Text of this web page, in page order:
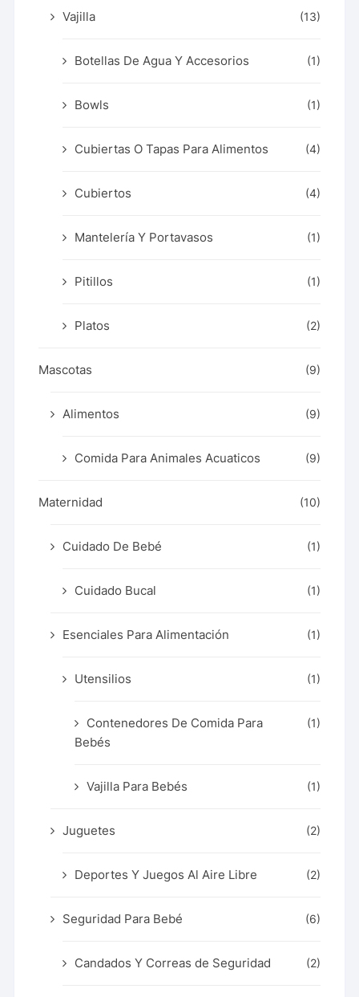
Vajilla (13)
Botellas De Agua Y Accesorios (1)
Bowls (1)
Cubiertas O Tapas Para Alimentos (4)
Cubiertos (4)
Mantelería Y Portavasos (1)
Pitillos (1)
Platos (2)
Mascotas (9)
Alimentos (9)
Comida Para Animales Acuaticos (9)
Maternidad (10)
Cuidado De Bebé (1)
Cuidado Bucal (1)
Esenciales Para Alimentación (1)
Utensilios (1)
Contenedores De Comida Para
Bebés
(1)
Vajilla Para Bebés (1)
Juguetes (2)
Deportes Y Juegos Al Aire Libre (2)
Seguridad Para Bebé (6)
Candados Y Correas de Seguridad (2)